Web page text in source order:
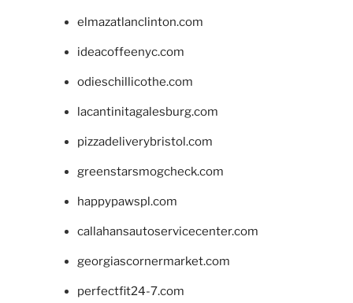
elmazatlanclinton.com
ideacoffeenyc.com
odieschillicothe.com
lacantinitagalesburg.com
pizzadeliverybristol.com
greenstarsmogcheck.com
happypawspl.com
callahansautoservicecenter.com
georgiascornermarket.com
perfectfit24-7.com